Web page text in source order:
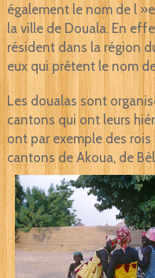
également le nom de l
la ville de Douala. En
résident dans la région
eux qui prêtent le nom
Les doualas sont
cantons qui ont leurs
ont par exemple des
cantons de Akoua, de